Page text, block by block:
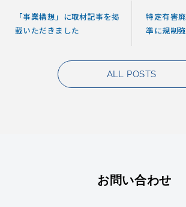
「事業構想」に取材記事を掲
載いただきました
特定有害
準に規制
ALL POSTS
お問い合わせ